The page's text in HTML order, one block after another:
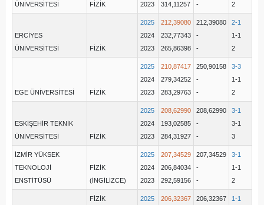
ÜNİVERSİTESİ
FİZİK
2023
314,11257
-
2
ERCİYES
ÜNİVERSİTESİ
FİZİK
2025
2024
2023
212,39080
232,77343
265,86398
212,39080
-
-
2-1
1-1
2
EGE ÜNİVERSİTESİ FİZİK
2025
2024
2023
210,87417
279,34252
283,29763
250,90158
-
-
3-3
1-1
2
ESKİŞEHİR TEKNİK
ÜNİVERSİTESİ
FİZİK
2025
2024
2023
208,62990
193,02585
284,31927
208,62990
-
-
3-1
3-1
3
İZMİR YÜKSEK
TEKNOLOJİ
ENSTİTÜSÜ
FİZİK
(İNGİLİZCE)
2025
2024
2023
207,34529
206,84034
292,59156
207,34529
-
-
3-1
1-1
2
FİZİK
2025
206,32367
206,32367
1-1